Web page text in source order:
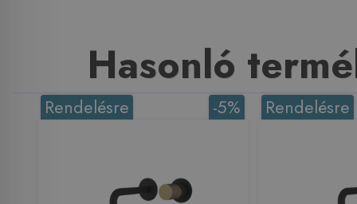
Hasonló
-5%
Rendelésre Rendelésre